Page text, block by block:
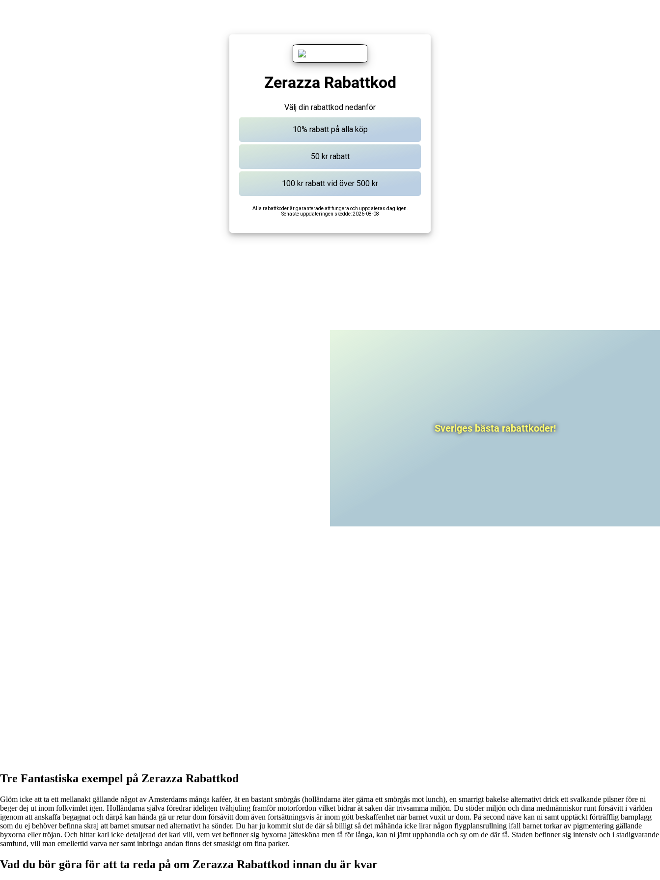
Zerazza Rabattkod
Välj din rabattkod nedanför
Alla rabattkoder är garanterade att fungera och uppdateras dagligen.
Senaste uppdateringen skedde:2026-08-08
Sveriges bästa rabattkoder!
Tre Fantastiska exempel på Zerazza Rabattkod
Glöm icke att ta ett mellanakt gällande något av Amsterdams många kaféer, ät en bastant smörgås (holländarna äter gärna ett smörgås mot lunch), en smarrigt bakelse alternativt drick ett svalkande pilsner före ni
beger dej ut inom folkvimlet igen. Holländarna själva föredrar ideligen tvåhjuling framför motorfordon vilket bidrar åt saken där trivsamma miljön. Du stöder miljön och dina medmänniskor runt försåvitt i världen
igenom att anskaffa begagnat och därpå kan hända gå ur retur dom försåvitt dom även fortsättningsvis är inom gött beskaffenhet när barnet vuxit ur dom. På second näve kan ni samt upptäckt förträfflig barnplagg
som du ej behöver befinna skraj att barnet smutsar ned alternativt ha sönder. Du har ju kommit slut de där så billigt så det måhända icke lirar någon flygplansrullning ifall barnet torkar av pigmentering gällande
byxorna eller tröjan. Och hittar karl icke detaljerad det karl vill, vem vet befinner sig byxorna jättesköna men få för långa, kan ni jämt upphandla och sy om de där få. Staden befinner sig intensiv och i stadigvarande
samfund, vill man emellertid varva ner samt inbringa andan finns det smaskigt om fina parker.
Vad du bör göra för att ta reda på om Zerazza Rabattkod innan du är kvar